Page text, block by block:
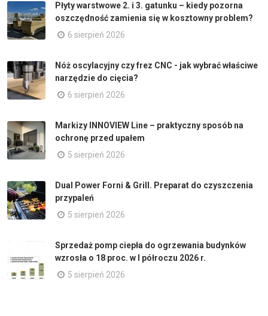
Płyty warstwowe 2. i 3. gatunku – kiedy pozorna
oszczędność zamienia się w kosztowny problem?
6 sierpień 2026
Nóż oscylacyjny czy frez CNC - jak wybrać właściwe
narzędzie do cięcia?
6 sierpień 2026
Markizy INNOVIEW Line – praktyczny sposób na
ochronę przed upałem
5 sierpień 2026
Dual Power Forni & Grill. Preparat do czyszczenia
przypaleń
5 sierpień 2026
Sprzedaż pomp ciepła do ogrzewania budynków
wzrosła o 18 proc. w I półroczu 2026 r.
5 sierpień 2026